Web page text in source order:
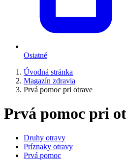
Ostatné
Úvodná stránka
Magazín zdravia
Prvá pomoc pri otrave
Prvá pomoc pri
Druhy otravy
Príznaky otravy
Prvá pomoc